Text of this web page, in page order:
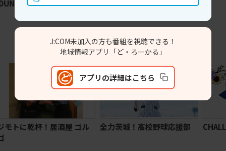
関東
全力茨城！高校野球応援部 CHALLENGE IBARAKI
J:COM未加入の方も番組を視聴できる！
地域情報アプリ「ど・ろーかる」
アプリの詳細はこちら